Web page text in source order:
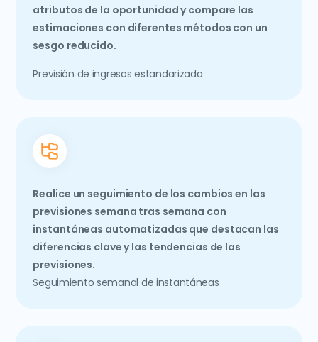
atributos de la oportunidad y compare las
estimaciones con diferentes métodos con un
sesgo reducido.
Previsión de ingresos estandarizada
Realice un seguimiento de los cambios en las
previsiones semana tras semana con
instantáneas automatizadas que destacan las
diferencias clave y las tendencias de las
previsiones.
Seguimiento semanal de instantáneas